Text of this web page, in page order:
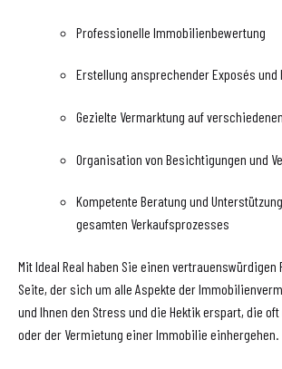
Professionelle Immobilienbewertung
Erstellung ansprechender Exposés
Gezielte Vermarktung auf
Organisation von Besichtigungen und
Kompetente Beratung und
gesamten Verkaufsprozesses
Mit Ideal Real haben Sie einen vertrauenswürdigen
Seite, der sich um alle Aspekte der
und Ihnen den Stress und die Hektik erspart, die
oder der Vermietung einer Immobilie einhergehen.